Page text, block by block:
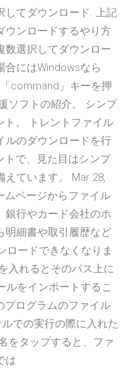
してダウンロード. 上記
ウンロードするやり方
数選択してダウンロー
合にはWindowsなら
command」キーを押
ソフトの紹介。 シンプ
ト。 トレントファイル
ルのダウンロードを行
トで、見た目はシンプ
ています。 Mar 28,
ムページからファイル
銀行やカード会社のホ
明細書や取引履歴など
ロードできなくなりま
入れるとそのパス上に
ルをインポートするこ
プログラムのファイル
での実行の際に入れた
をタップすると、ファ
は